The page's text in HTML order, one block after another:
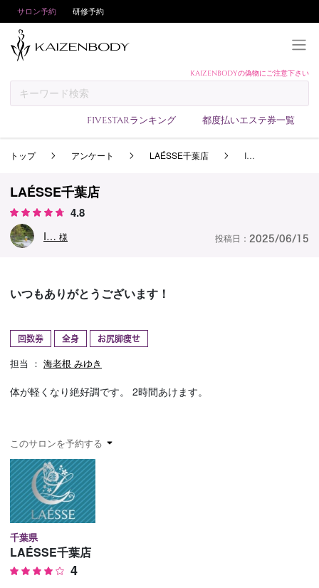
サロン予約 研修予約
KAIZENBODYの偽物にご注意下さい
FIVESTARランキング 都度払いエステ券一覧
予約方法
サロンランキング
予約確認
トップ アンケート LAÉSSE千葉店 I…
LAÉSSE千葉店
4.8
I… 様 投稿日： 2025/06/15
いつもありがとうございます！
回数券 全身 お尻脚痩せ
担当 ： 海老根 みゆき
体が軽くなり絶好調です。 2時間あけます。
このサロンを予約する
千葉県
LAÉSSE千葉店
4